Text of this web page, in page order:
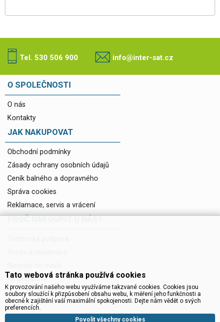
Tel. 530 506 900 info@inter-sat.cz
O SPOLEČNOSTI
O nás
Kontakty
JAK NAKUPOVAT
Obchodní podmínky
Zásady ochrany osobních údajů
Ceník balného a dopravného
Správa cookies
Reklamace, servis a vrácení
Ke stažení
Tato webová stránka používá cookies
K provozování našeho webu využíváme takzvané cookies. Cookies jsou
soubory sloužící k přizpůsobení obsahu webu, k měření jeho funkčnosti a
obecně k zajištění vaší maximální spokojenosti. Dejte nám vědět o svých
preferencích.
Povolit všechny cookies